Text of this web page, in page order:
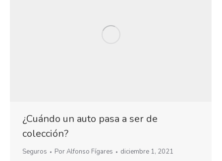
¿Cuándo un auto pasa a ser de
colección?
Seguros PorAlfonso Fígares diciembre 1, 2021